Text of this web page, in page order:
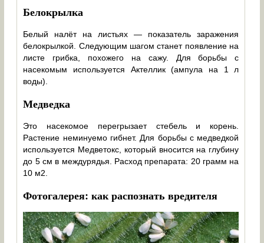
Белокрылка
Белый налёт на листьях — показатель заражения
белокрылкой. Следующим шагом станет появление на
листе грибка, похожего на сажу. Для борьбы с
насекомым используется Актеллик (ампула на 1 л
воды).
Медведка
Это насекомое перегрызает стебель и корень.
Растение неминуемо гибнет. Для борьбы с медведкой
используется Медветокс, который вносится на глубину
до 5 см в междурядья. Расход препарата: 20 грамм на
10 м2.
Фотогалерея: как распознать вредителя